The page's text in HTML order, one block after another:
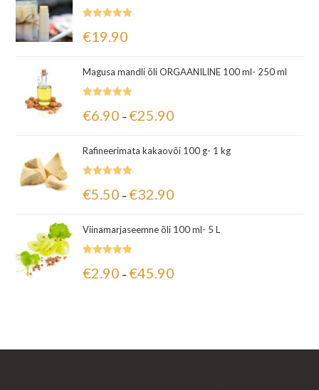
5.00 / 5
€19.90
Magusa mandli õli ORGAANILINE 100 ml- 250 ml
5.00/ 5
€6.90 – €25.90
Rafineerimata kakaovõi 100 g- 1 kg
5.00 / 5
€5.50 – €32.90
Viinamarjaseemne õli 100 ml- 5 L
5.00 / 5
€2.90 – €45.90